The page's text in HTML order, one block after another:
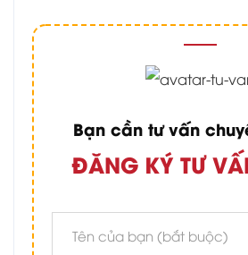
Bạn cần tư vấn
ĐĂNG KÝ TƯ